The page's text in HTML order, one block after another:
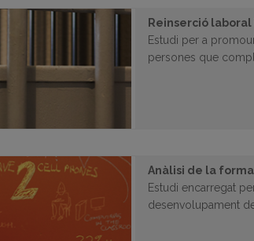
Reinserció laboral
Estudi per a
persones que
Anàlisi de la
Estudi encarregat
desenvolupament